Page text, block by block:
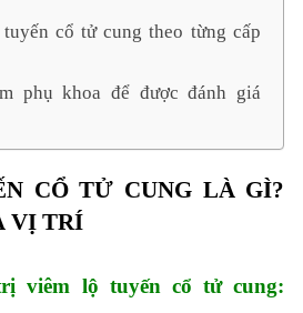
cổ tử cung theo từng cấp
phụ khoa để được đánh giá
CỔ TỬ CUNG LÀ GÌ?
VỊ TRÍ
viêm lộ tuyến cổ tử cung: